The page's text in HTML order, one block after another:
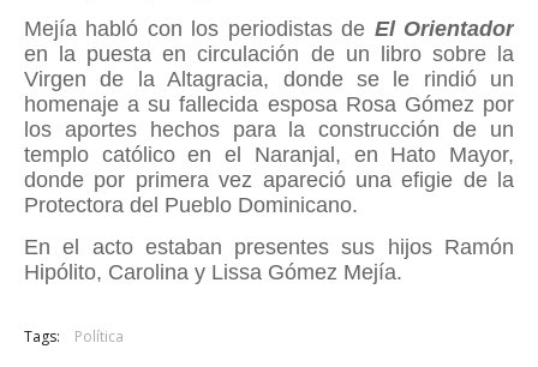
Mejía habló con los periodistas de El Orientador
en la puesta en circulación de un libro sobre la
Virgen de la Altagracia, donde se le rindió un
homenaje a su fallecida esposa Rosa Gómez por
los aportes hechos para la construcción de un
templo católico en el Naranjal, en Hato Mayor,
donde por primera vez apareció una efigie de la
Protectora del Pueblo Dominicano.
En el acto estaban presentes sus hijos Ramón
Hipólito, Carolina y Lissa Gómez Mejía.
Tags: Política